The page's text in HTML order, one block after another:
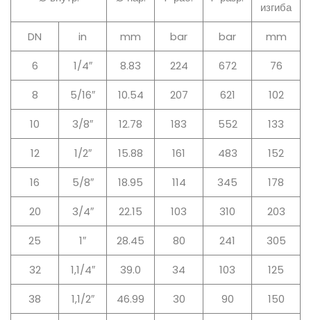
изгиба
DN
in mm bar bar
mm
6
1/4″ 8.83 224 672
76
8
5/16″ 10.54 207 621
102
10
3/8″ 12.78 183 552
133
12
1/2″ 15.88 161 483
152
16
5/8″ 18.95 114 345
178
20
3/4″ 22.15 103 310
203
25
1″ 28.45 80 241
305
32
1,1/4″ 39.0 34 103
125
38
1,1/2″ 46.99 30 90
150